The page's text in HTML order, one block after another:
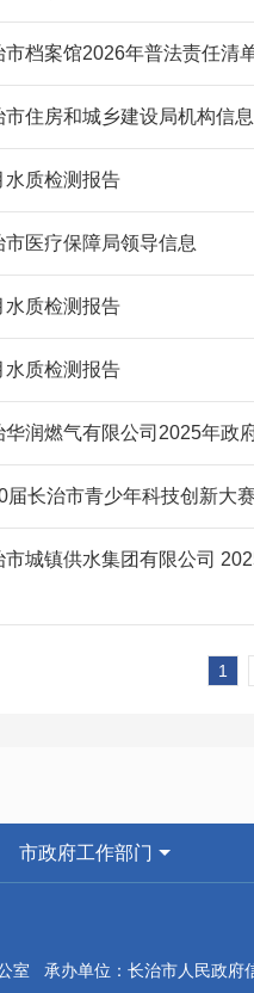
市档案馆2026年普法责任清
市住房和城乡建设局机构信息
水质检测报告
市医疗保障局领导信息
水质检测报告
水质检测报告
华润燃气有限公司2025年政
届长治市青少年科技创新大
市城镇供水集团有限公司
1
市政府工作部门
室 承办单位：长治市人民政府